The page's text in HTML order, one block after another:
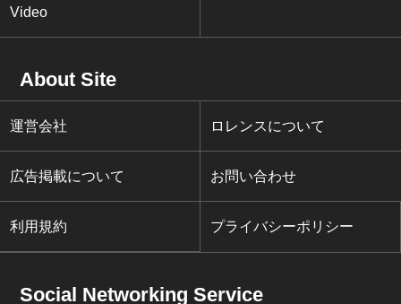
Video
About Site
運営会社 ロレンスについて
広告掲載について お問い合わせ
利用規約 プライバシーポリシー
Social Networking Service